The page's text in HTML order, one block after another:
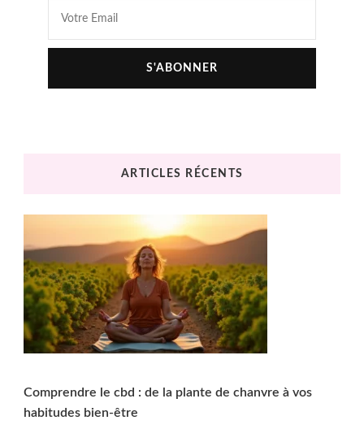
ARTICLES RÉCENTS
Comprendre le cbd : de la plante de chanvre à vos
habitudes bien-être